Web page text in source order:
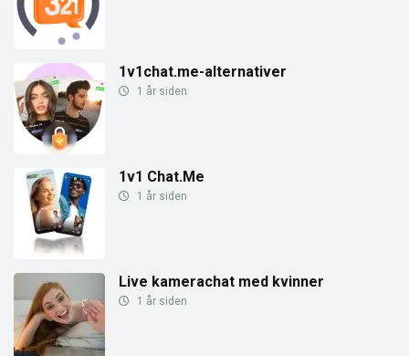
1v1chat.me-alternativer
1 år siden
1v1 Chat.Me
1 år siden
Live kamerachat med kvinner
1 år siden